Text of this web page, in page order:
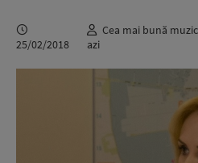
25/02/2018
Cea mai bună
azi